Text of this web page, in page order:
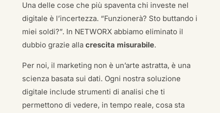
Una delle cose che più spaventa chi investe nel
digitale è l’incertezza. “Funzionerà? Sto buttando i
miei soldi?”. In NETWORX abbiamo eliminato il
dubbio grazie alla crescita misurabile.
Per noi, il marketing non è un’arte astratta, è una
scienza basata sui dati. Ogni nostra soluzione
digitale include strumenti di analisi che ti
permettono di vedere, in tempo reale, cosa sta